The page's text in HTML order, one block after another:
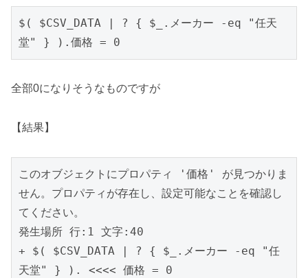
$( $CSV_DATA | ? { $_.メーカー -eq "任天
堂" } ).価格 = 0
全部0になりそうなものですが
【結果】
このオブジェクトにプロパティ '価格' が見つかりま
せん。プロパティが存在し、設定可能なことを確認し
てください。
発生場所 行:1 文字:40
+ $( $CSV_DATA | ? { $_.メーカー -eq "任
天堂" } ). <<<< 価格 = 0